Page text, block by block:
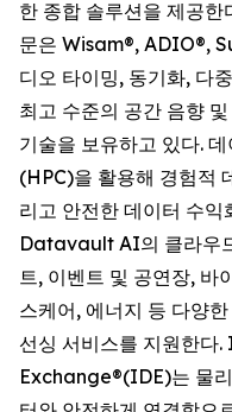
한 종합 솔루션을 제공
문은 Wisam®, ADIO®,
디오 타이밍, 동기화, 다
최고 수준의 공간 음향
기술을 보유하고 있다.
(HPC)을 활용해 경험적
리고 안전한 데이터 수
Datavault AI의 클라우
트, 이벤트 및 공연장, 바
스케어, 에너지 등 다양
선싱 서비스를 지원한
Exchange®(IDE)는 물